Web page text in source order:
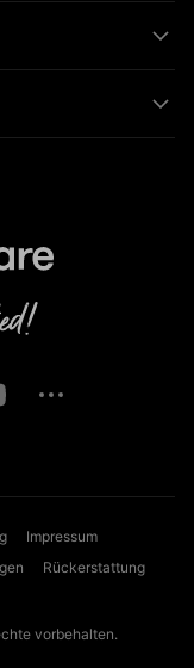
Impressum
Rückerstattung
vorbehalten.